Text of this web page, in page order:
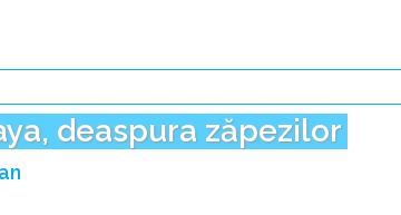
deaspura zăpezilor